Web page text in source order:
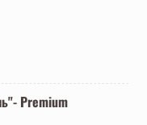
Premium